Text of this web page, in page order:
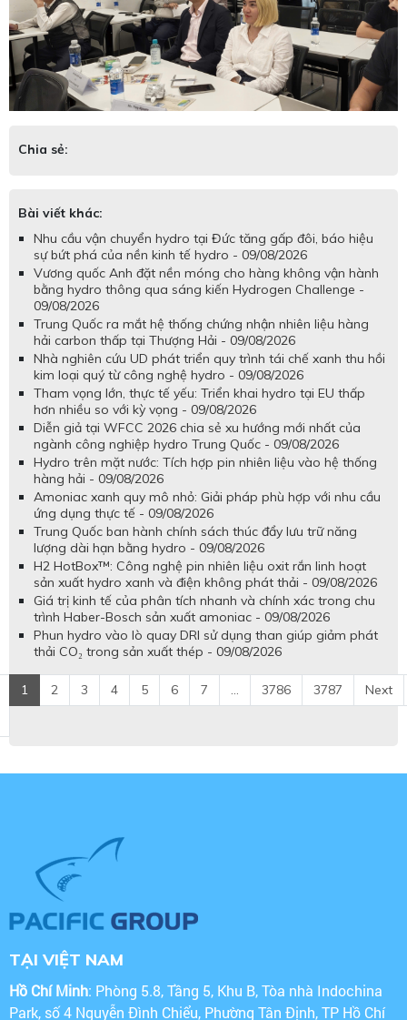
Chia sẻ:
Bài viết khác:
Nhu cầu vận chuyển hydro tại Đức tăng gấp đôi, báo hiệu
sự bứt phá của nền kinh tế hydro - 09/08/2026
Vương quốc Anh đặt nền móng cho hàng không vận hành
bằng hydro thông qua sáng kiến Hydrogen Challenge -
09/08/2026
Trung Quốc ra mắt hệ thống chứng nhận nhiên liệu hàng
hải carbon thấp tại Thượng Hải - 09/08/2026
Nhà nghiên cứu UD phát triển quy trình tái chế xanh thu hồi
kim loại quý từ công nghệ hydro - 09/08/2026
Tham vọng lớn, thực tế yếu: Triển khai hydro tại EU thấp
hơn nhiều so với kỳ vọng - 09/08/2026
Diễn giả tại WFCC 2026 chia sẻ xu hướng mới nhất của
ngành công nghiệp hydro Trung Quốc - 09/08/2026
Hydro trên mặt nước: Tích hợp pin nhiên liệu vào hệ thống
hàng hải - 09/08/2026
Amoniac xanh quy mô nhỏ: Giải pháp phù hợp với nhu cầu
ứng dụng thực tế - 09/08/2026
Trung Quốc ban hành chính sách thúc đẩy lưu trữ năng
lượng dài hạn bằng hydro - 09/08/2026
H2 HotBox™: Công nghệ pin nhiên liệu oxit rắn linh hoạt
sản xuất hydro xanh và điện không phát thải - 09/08/2026
Giá trị kinh tế của phân tích nhanh và chính xác trong chu
trình Haber-Bosch sản xuất amoniac - 09/08/2026
Phun hydro vào lò quay DRI sử dụng than giúp giảm phát
thải CO₂ trong sản xuất thép - 09/08/2026
1 2 3 4 5 6 7 ... 3786 3787 Next
TẠI VIỆT NAM
Hồ Chí Minh: Phòng 5.8, Tầng 5, Khu B, Tòa nhà Indochina
Park, số 4 Nguyễn Đình Chiểu, Phường Tân Định, TP Hồ Chí